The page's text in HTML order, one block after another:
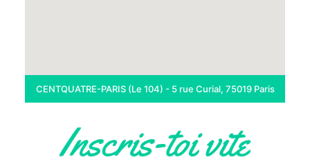
CENTQUATRE-PARIS (Le 104) - 5 rue Curial, 75019 Paris